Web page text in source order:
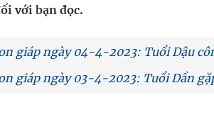
gia tăng: Khuyến nghị của chuyên gia
với bạn đọc.
giáp ngày 04-4-2023: Tuổi Dậu
giáp ngày 03-4-2023: Tuổi Dần